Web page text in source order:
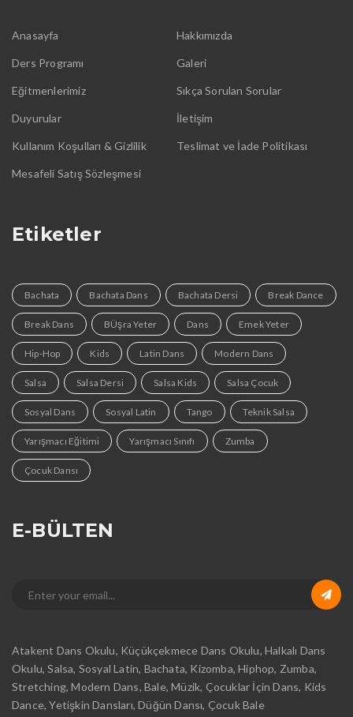
Anasayfa Hakkımızda
Ders Programı Galeri
Eğitmenlerimiz Sıkça Sorulan Sorular
Duyurular İletişim
Kullanım Koşulları & Gizlilik Teslimat ve İade Politikası
Mesafeli Satış Sözleşmesi
Etiketler
Bachata Bachata Dans Bachata Dersi Break Dance
Break Dans BÜşra Yeter Dans Emek Yeter
Hip-Hop Kids Latin Dans Modern Dans
Salsa Salsa Dersi Salsa Kids Salsa Çocuk
Sosyal Dans Sosyal Latin Tango Teknik Salsa
Yarışmacı Eğitimi Yarışmacı Sınıfı Zumba
Çocuk Dansı
E-BÜLTEN
Atakent Dans Okulu, Küçükçekmece Dans Okulu, Halkalı Dans
Okulu, Salsa, Sosyal Latin, Bachata, Kizomba, Hiphop, Zumba,
Stretching, Modern Dans, Bale, Müzik, Çocuklar İçin Dans, Kids
Dance, Yetişkin Dansları, Düğün Dansı, Çocuk Bale